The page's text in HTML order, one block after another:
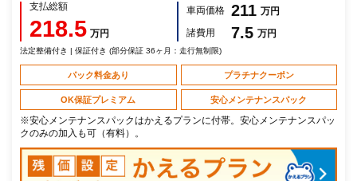
支払総額
218.5 万円
車両価格 211 万円
諸費用
7.5 万円
法定整備付き | 保証付き (部分保証 36ヶ月：走行無制限)
パック料金あり プラチナクーポン
OK保証プレミアム 安心メンテナンスパック
※安心メンテナンスパックはかえるプランに付帯。安心メンテナンスパッ
クのみの加入も可（有料）。